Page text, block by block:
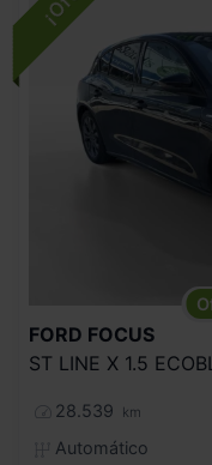
FORD FOCUS
28.539 km
Automático